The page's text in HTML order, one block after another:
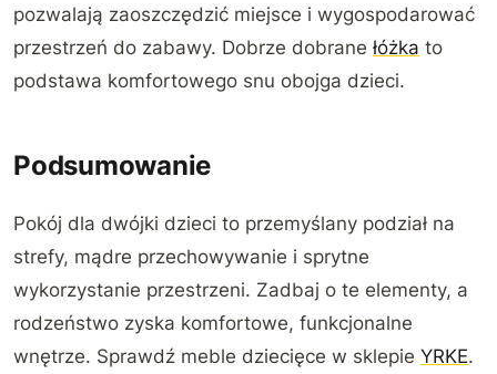
pozwalają zaoszczędzić miejsce i wygospodarować
przestrzeń do zabawy. Dobrze dobrane łóżka to
podstawa komfortowego snu obojga dzieci.
Podsumowanie
Pokój dla dwójki dzieci to przemyślany podział na
strefy, mądre przechowywanie i sprytne
wykorzystanie przestrzeni. Zadbaj o te elementy, a
rodzeństwo zyska komfortowe, funkcjonalne
wnętrze. Sprawdź meble dziecięce w sklepie YRKE.